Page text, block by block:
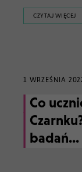
CZYTAJ WIĘCEJ
1 WRZEŚNIA
Co
badań...